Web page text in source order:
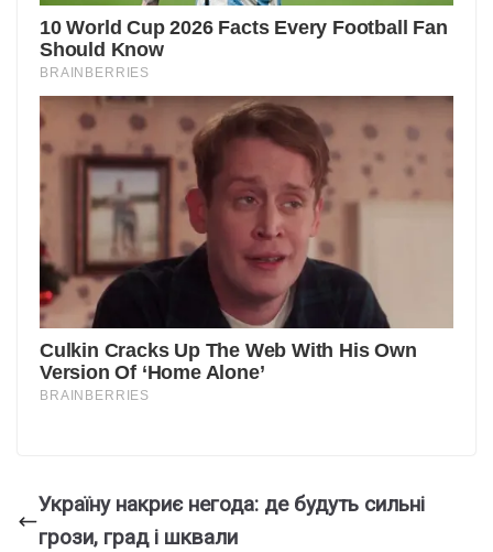
Україну накриє негода: де будуть сильні
грози, град і шквали